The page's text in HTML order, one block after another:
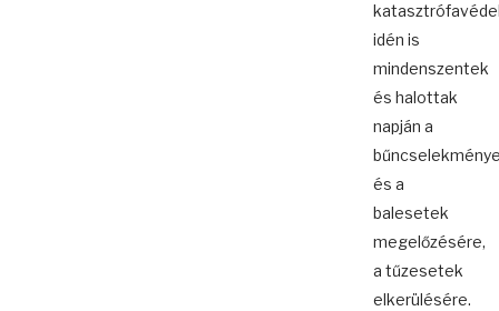
idén is
mindenszentek
és halottak
napján a
és a
balesetek
megelőzésére,
a tűzesetek
elkerülésére.